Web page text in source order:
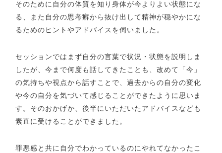
そのために自分の体質を知り身体が今よりよい状態にな
る、また自分の思考癖から抜け出して精神が穏やかにな
るためのヒントやアドバイスを伺いました。
セッションではまず自分の言葉で状況・状態を説明しま
したが、今まで何度も話してきたことも、改めて「今」
の気持ちや視点から話すことで、過去からの自分の変化
や今の自分を気づいて感じることができたように思いま
す。そのおかげか、後半にいただいたアドバイスなども
素直に受けることができました。
罪悪感と共に自分でわかっているのにやれてなかったこ